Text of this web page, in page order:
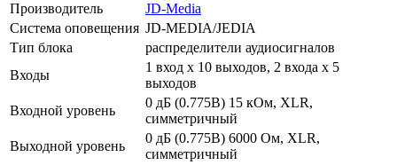
Производитель
JD-Media
Система оповещения JD-MEDIA/JEDIA
Тип блока
распределители аудиосигналов
Входы
1 вход х 10 выходов, 2 входа х 5
выходов
Входной уровень
0 дБ (0.775В) 15 кОм, XLR,
симметричный
Выходной уровень
0 дБ (0.775В) 6000 Ом, XLR,
симметричный